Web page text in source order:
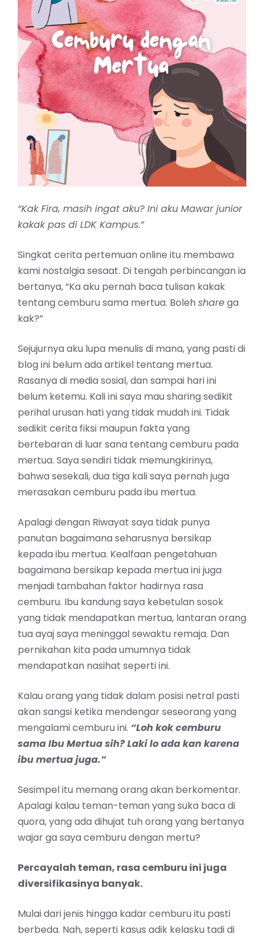
“Kak Fira, masih ingat aku? Ini aku Mawar junior
kakak pas di LDK Kampus.”
Singkat cerita pertemuan online itu membawa
kami nostalgia sesaat. Di tengah perbincangan ia
bertanya, “Ka aku pernah baca tulisan kakak
tentang cemburu sama mertua. Boleh sharega
kak?”
Sejujurnya aku lupa menulis di mana, yang pasti di
blog ini belum ada artikel tentang mertua.
Rasanya di media sosial, dan sampai hari ini
belum ketemu. Kali ini saya mau sharing sedikit
perihal urusan hati yang tidak mudah ini. Tidak
sedikit cerita fiksi maupun fakta yang
bertebaran di luar sana tentang cemburu pada
mertua. Saya sendiri tidak memungkirinya,
bahwa sesekali, dua tiga kali saya pernah juga
merasakan cemburu pada ibu mertua.
Apalagi dengan Riwayat saya tidak punya
panutan bagaimana seharusnya bersikap
kepada ibu mertua. Kealfaan pengetahuan
bagaimana bersikap kepada mertua ini juga
menjadi tambahan faktor hadirnya rasa
cemburu. Ibu kandung saya kebetulan sosok
yang tidak mendapatkan mertua, lantaran orang
tua ayaj saya meninggal sewaktu remaja. Dan
pernikahan kita pada umumnya tidak
mendapatkan nasihat seperti ini.
Kalau orang yang tidak dalam posisi netral pasti
akan sangsi ketika mendengar seseorang yang
mengalami cemburu ini. “Loh kok cemburu
sama Ibu Mertua sih? Laki lo ada kan karena
ibu mertua juga.”
Sesimpel itu memang orang akan berkomentar.
Apalagi kalau teman-teman yang suka baca di
quora, yang ada dihujat tuh orang yang bertanya
wajar ga saya cemburu dengan mertu?
Percayalah teman, rasa cemburu ini juga
diversifikasinya banyak.
Mulai dari jenis hingga kadar cemburu itu pasti
berbeda. Nah, seperti kasus adik kelasku tadi di